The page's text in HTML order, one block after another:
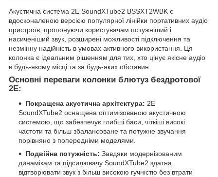
Акустична система 2E SoundXTube2 BSSXT2WBK є
вдосконаленою версією популярної лінійки портативних аудіо
пристроїв, пропонуючи користувачам потужніший і
насиченіший звук, розширені можливості підключення та
незмінну надійність в умовах активного використання. Ця
колонка є ідеальним рішенням для тих, хто цінує якісне аудіо
в будь-якому місці та за будь-яких обставин.
Основні переваги колонки блютуз бездротової
2E:
Покращена акустична архітектура: 2E
SoundXTube2 оснащена оптимізованою акустичною
системою, що забезпечує глибші баси, чіткіші високі
частоти та більш збалансоване та потужне звучання
порівняно з попередніми моделями.
Подвійна потужність: Завдяки модернізованим
динамікам та підсилювачу SoundXTube2 здатна
відтворювати звук з більш високою гучністю без втрати